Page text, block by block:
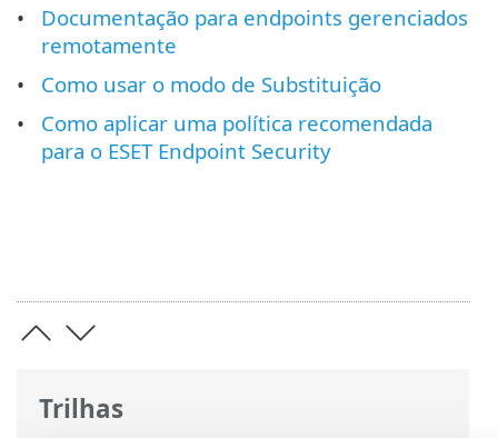
Trilhas
Documentação para endpoints gerenciados
remotamente
Como usar o modo de Substituição
Como aplicar uma política recomendada
para o ESET Endpoint Security